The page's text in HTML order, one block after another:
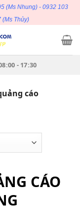
(Ms Nhung) - 0932 103
(Ms Thủy)
- 17:30
cáo
CÁO